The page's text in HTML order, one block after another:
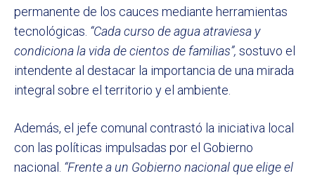
permanente de los cauces mediante herramientas
tecnológicas. “Cada curso de agua atraviesa y
condiciona la vida de cientos de familias”, sostuvo el
intendente al destacar la importancia de una mirada
integral sobre el territorio y el ambiente.
Además, el jefe comunal contrastó la iniciativa local
con las políticas impulsadas por el Gobierno
nacional. “Frente a un Gobierno nacional que elige el